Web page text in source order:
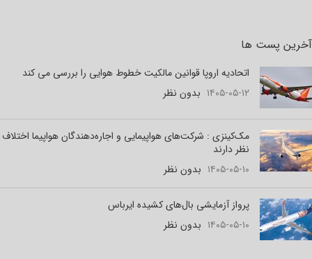
آخرین پست ها
اتحادیه اروپا قوانین مالکیت خطوط هوایی را بررسی می کند
۱۴۰۵-۰۵-۱۲ بدون نظر
مک‌کینزی : شرکت‌های هواپیمایی و اجاره‌دهندگان هواپیما اختلاف
نظر دارند
۱۴۰۵-۰۵-۱۰ بدون نظر
پرواز آزمایشی بال‌های کشیده ایرباس
۱۴۰۵-۰۵-۱۰ بدون نظر